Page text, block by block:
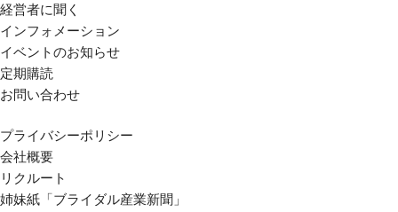
経営者に聞く
インフォメーション
イベントのお知らせ
定期購読
お問い合わせ
プライバシーポリシー
会社概要
リクルート
姉妹紙「ブライダル産業新聞」